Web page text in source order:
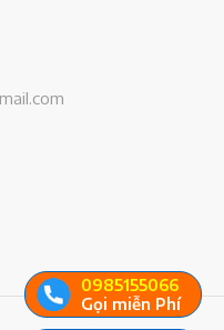
0985155066
Gọi miễn Phí